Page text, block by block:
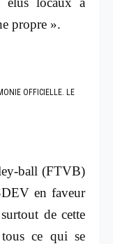
propre ».
OFFICIELLE. LE
ball (FTVB)
en faveur
de cette
ce qui se